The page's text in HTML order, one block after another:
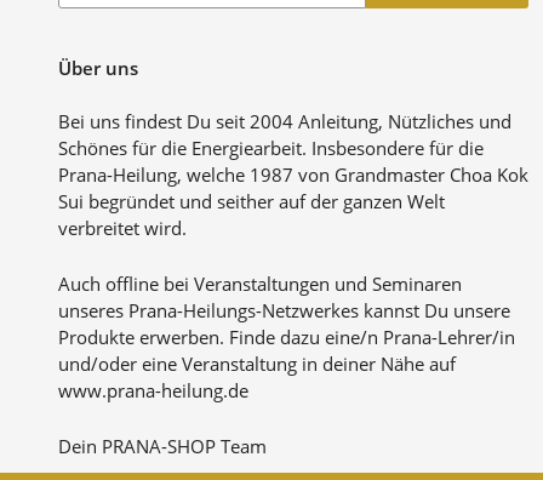
unsere
Über uns
Bei uns findest Du seit 2004 Anleitung, Nützliches und
Schönes für die Energiearbeit. Insbesondere für die
Prana-Heilung, welche 1987 von Grandmaster Choa Kok
Sui begründet und seither auf der ganzen Welt
verbreitet wird.
Auch offline bei Veranstaltungen und Seminaren
unseres Prana-Heilungs-Netzwerkes kannst Du unsere
Produkte erwerben. Finde dazu eine/n Prana-Lehrer/in
und/oder eine Veranstaltung in deiner Nähe auf
www.prana-heilung.de
Dein PRANA-SHOP Team